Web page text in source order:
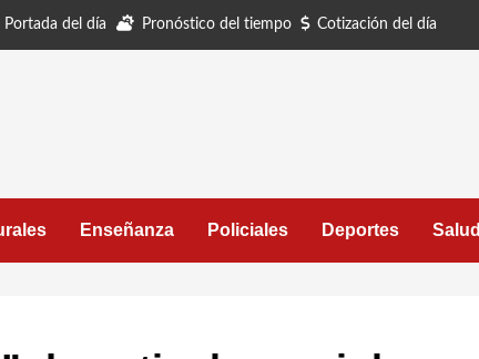
Portada del día Pronóstico del tiempo Cotización del día
Enseñanza Policiales Deportes Salud